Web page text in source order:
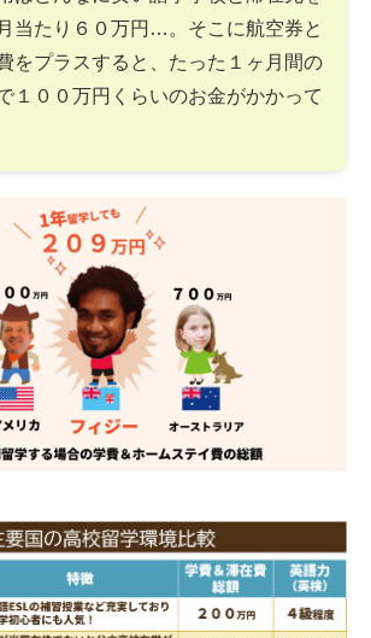
当たり６０万円…。そこに航空券と
をプラスすると、たった１ヶ月間の
１００万円くらいのお金がかかって